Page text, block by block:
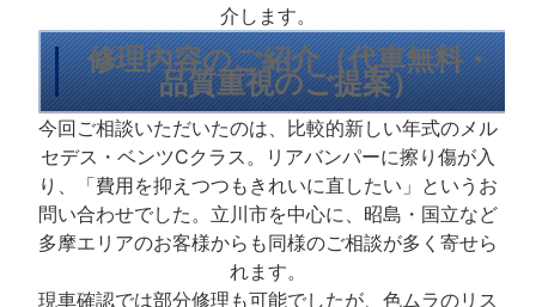
介します。
修理内容のご紹介（代車無料・
品質重視のご提案）
今回ご相談いただいたのは、比較的新しい年式のメル
セデス・ベンツCクラス。リアバンパーに擦り傷が入
り、「費用を抑えつつもきれいに直したい」というお
問い合わせでした。立川市を中心に、昭島・国立など
多摩エリアのお客様からも同様のご相談が多く寄せら
れます。
現車確認では部分修理も可能でしたが、色ムラのリス